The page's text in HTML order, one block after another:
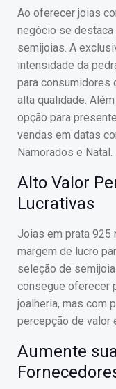
Ao oferecer joias
negócio se destaca
semijoias. A
intensidade da
para consumidores
alta qualidade.
opção para
vendas em datas
Namorados e Natal.
Alto Valor
Lucrativas
Joias em prata 925
margem de lucro
seleção de
consegue oferecer
joalheria, mas com
percepção de valor
Aumente